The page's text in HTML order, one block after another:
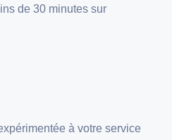
de 30 minutes sur
à votre service